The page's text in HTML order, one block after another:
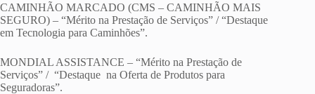
CAMINHÃO MARCADO (CMS – CAMINHÃO MAIS
SEGURO) – “Mérito na Prestação de Serviços” / “Destaque
em Tecnologia para Caminhões”.
MONDIAL ASSISTANCE – “Mérito na Prestação de
Serviços” / “Destaque na Oferta de Produtos para
Seguradoras”.